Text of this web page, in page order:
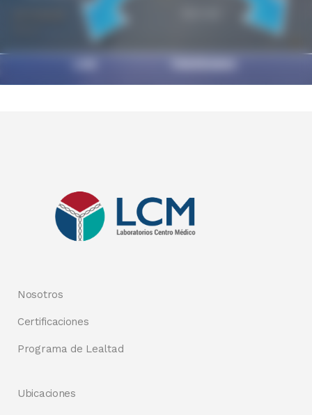
Nosotros
Certificaciones
Programa de Lealtad
Ubicaciones